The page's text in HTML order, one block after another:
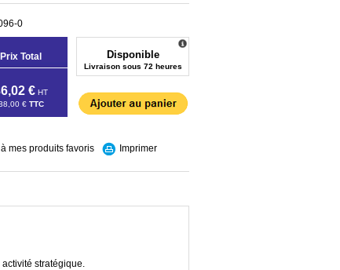
0
Prix Total
€ HT
€ TTC
Disponible
Livraison sous 72 heures
mes produits favoris Imprimer
stratégique.